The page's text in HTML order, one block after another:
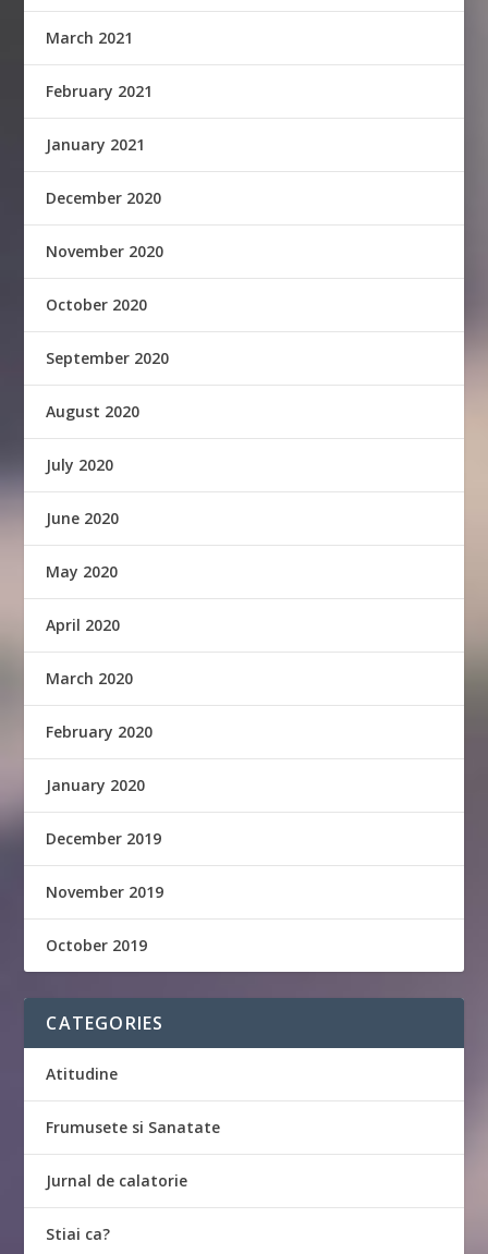
March 2021
February 2021
January 2021
December 2020
November 2020
October 2020
September 2020
August 2020
July 2020
June 2020
May 2020
April 2020
March 2020
February 2020
January 2020
December 2019
November 2019
October 2019
CATEGORIES
Atitudine
Frumusete si Sanatate
Jurnal de calatorie
Stiai ca?